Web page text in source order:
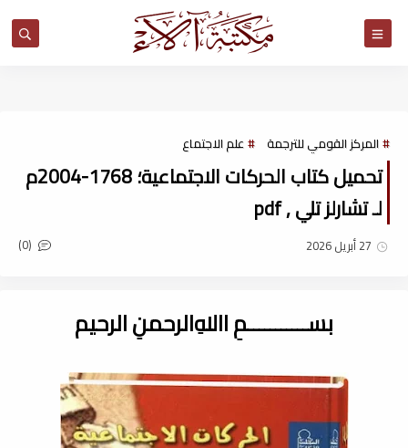
المركز القومي للترجمة علم الاجتماع
تحميل كتاب الحركات الاجتماعية؛ 1768-2004م
لـ تشارلز تلي , pdf
27 أبريل 2026 (0)
بســـــــــــمِ اﷲِالرحمنِ الرحيم